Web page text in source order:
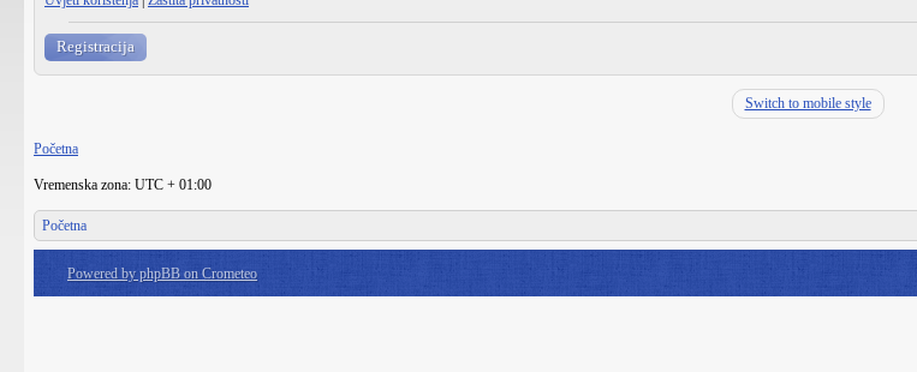
Registracija
Switch to mobile style
Početna
Vremenska zona: UTC + 01:00
Početna
Powered by phpBB on Crometeo